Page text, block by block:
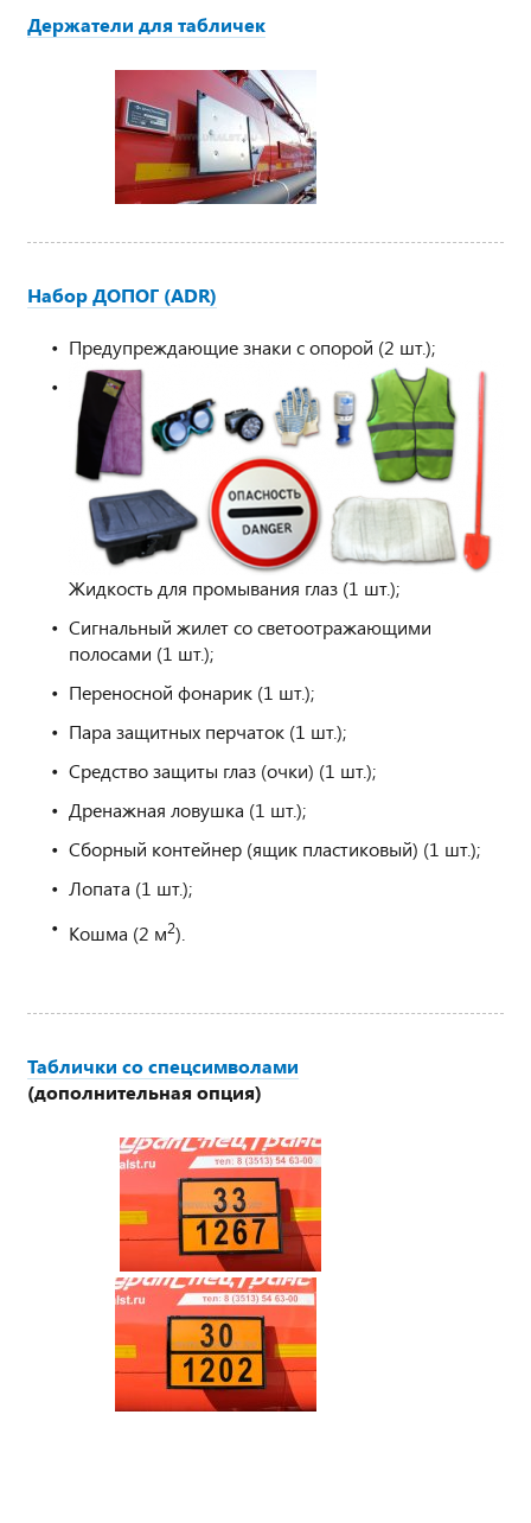
Держатели для табличек
Набор ДОПОГ (ADR)
Предупреждающие знаки с опорой (2 шт.);
Жидкость для промывания глаз (1 шт.);
Сигнальный жилет со светоотражающими
полосами (1 шт.);
Переносной фонарик (1 шт.);
Пара защитных перчаток (1 шт.);
Средство защиты глаз (очки) (1 шт.);
Дренажная ловушка (1 шт.);
Сборный контейнер (ящик пластиковый) (1 шт.);
Лопата (1 шт.);
Кошма (2 м2).
Таблички со спецсимволами
(дополнительная опция)